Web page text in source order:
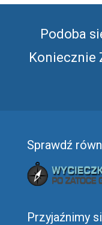
Podoba
Koniecznie
Sprawdź
Przyjaźnimy